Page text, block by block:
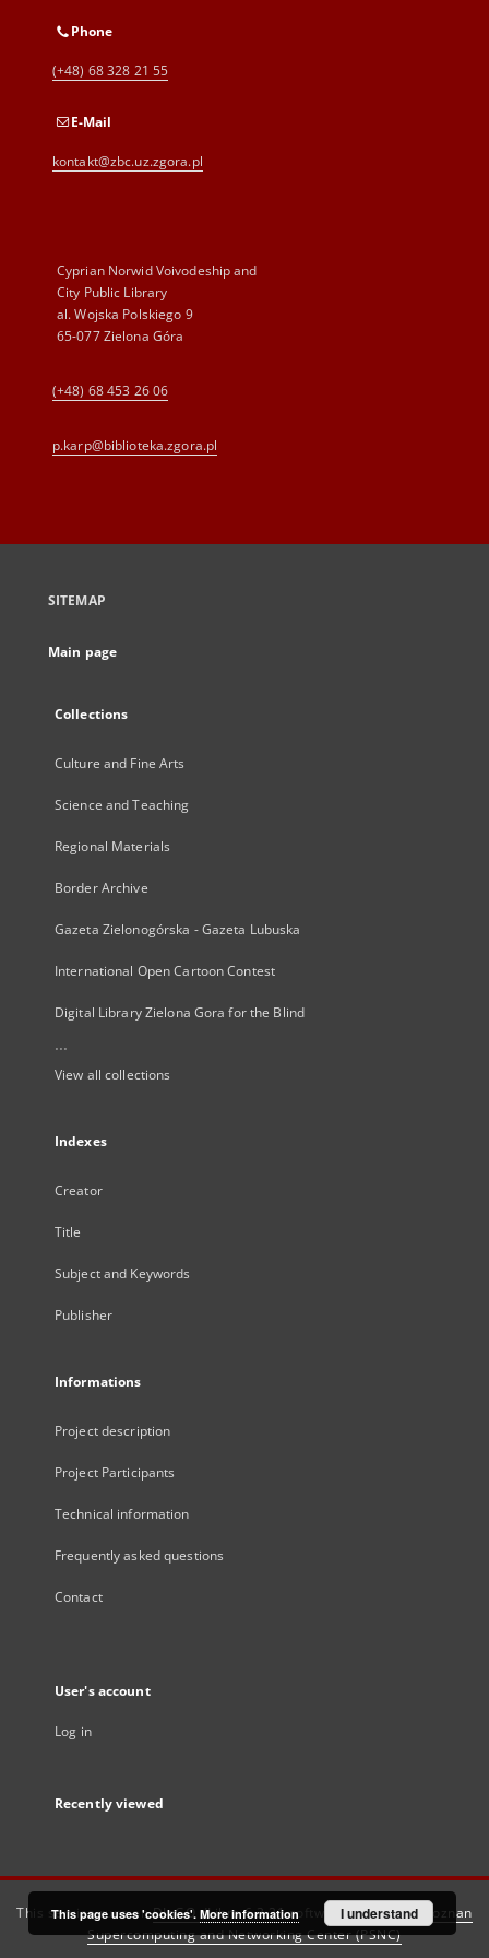
Phone
(+48) 68 328 21 55
E-Mail
kontakt@zbc.uz.zgora.pl
Cyprian Norwid Voivodeship and
City Public Library
al. Wojska Polskiego 9
65-077 Zielona Góra
(+48) 68 453 26 06
p.karp@biblioteka.zgora.pl
SITEMAP
Main page
Collections
Culture and Fine Arts
Science and Teaching
Regional Materials
Border Archive
Gazeta Zielonogórska - Gazeta Lubuska
International Open Cartoon Contest
Digital Library Zielona Gora for the Blind
...
View all collections
Indexes
Creator
Title
Subject and Keywords
Publisher
Informations
Project description
Project Participants
Technical information
Frequently asked questions
Contact
User's account
Log in
Recently viewed
This service runs onDInGO dLibra 6.3.21software created by
Poznan
Supercomputing and Networking Center (PSNC)
This page uses 'cookies'. More information I understand